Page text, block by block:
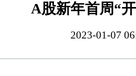
A股新年首周“
2023-01-07